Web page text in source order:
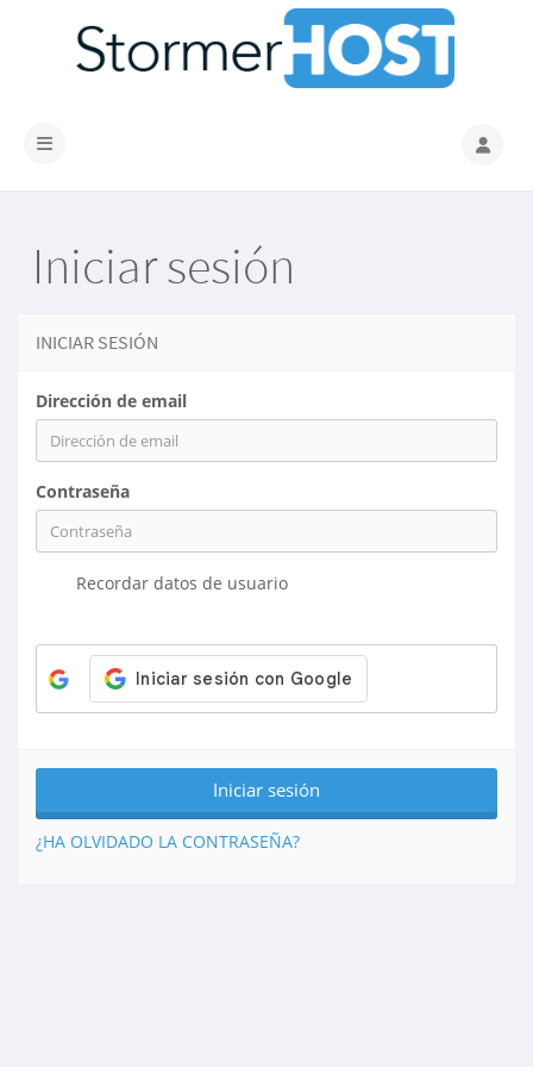
Activar/Desactivar navegación
Iniciar sesión
INICIAR SESIÓN
Dirección de email
Contraseña
Recordar datos de usuario
¿HA OLVIDADO LA CONTRASEÑA?